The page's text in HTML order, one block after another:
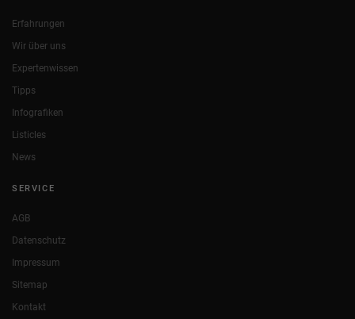
Erfahrungen
Wir über uns
Expertenwissen
Tipps
Infografiken
Listicles
News
SERVICE
AGB
Datenschutz
Impressum
Sitemap
Kontakt